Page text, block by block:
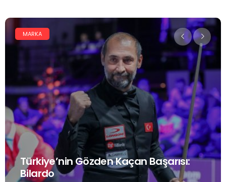
MARKA
Türkiye’nin Gözden Kaçan Başarısı:
Bilardo